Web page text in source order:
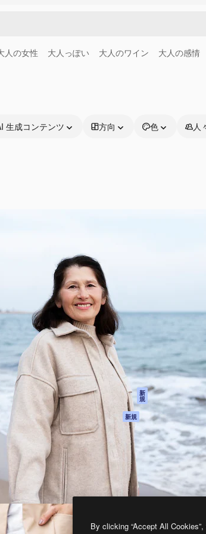
人の女性 大人っぽい 大人のワイン 大人の感情
生成コンテンツ 方向 色 人
を導くためのプラ
ー、企業、代理
以上が利用して
製品
Spaces
AI アシスタント
AI 画像生成ツール
AI 動画生成ツール
AI 音声合成ツール
ストックコンテン
ツ
Claude/ChatGPT
向けMCP
新
規
エージェント 新規
API
モバイルアプリ
すべてのMagnificツ
ール
利用規約
プライバ
シー
オリジナ
クッキー
トラスト
アフィリ
法人向け
Company S.L.U. 無断複写・転載を禁じます
By clicking “Accept All